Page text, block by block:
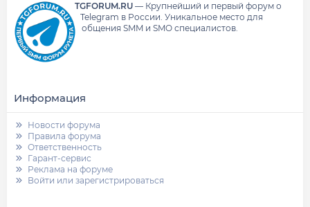
TGFORUM.RU— Крупнейший и первый форум о
Telegram в России. Уникальное место для
общения SMM и SMO специалистов.
Информация
Новости форума
Правила форума
Ответственность
Гарант-сервис
Реклама на форуме
Войти или зарегистрироваться